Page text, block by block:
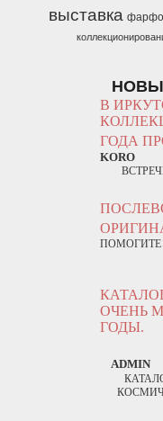
выставка
В
ГОДА
KORO
ПОМОГИТЕ
ОЧЕНЬ
ГОДЫ.
ADMIN